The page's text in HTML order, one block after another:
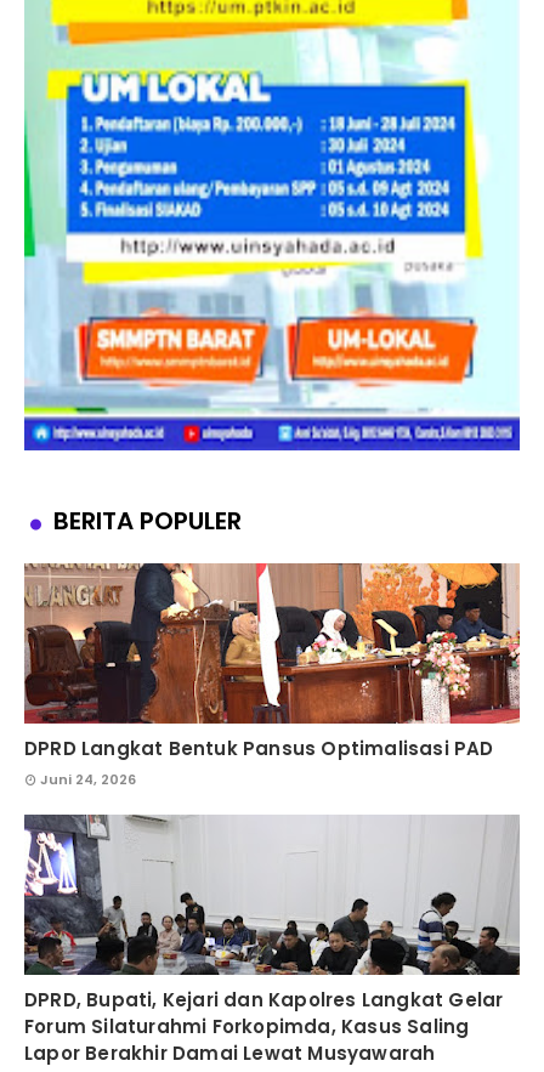
BERITA POPULER
DPRD Langkat Bentuk Pansus Optimalisasi PAD
Juni 24, 2026
DPRD, Bupati, Kejari dan Kapolres Langkat Gelar
Forum Silaturahmi Forkopimda, Kasus Saling
Lapor Berakhir Damai Lewat Musyawarah